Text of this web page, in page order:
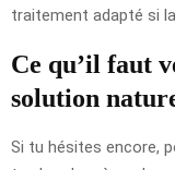
traitement adapté si la
Ce qu’il faut
solution
Si tu hésites encore,